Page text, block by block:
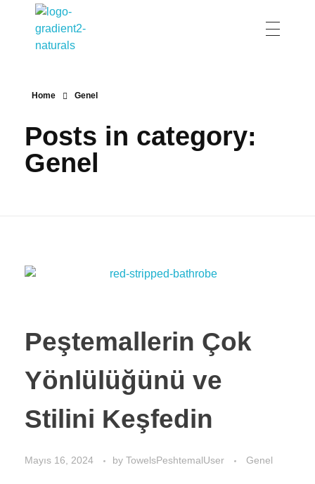
Home Genel
Posts in category:
Genel
Peştemallerin Çok
Yönlülüğünü ve
Stilini Keşfedin
Mayıs 16, 2024 by TowelsPeshtemalUser Genel